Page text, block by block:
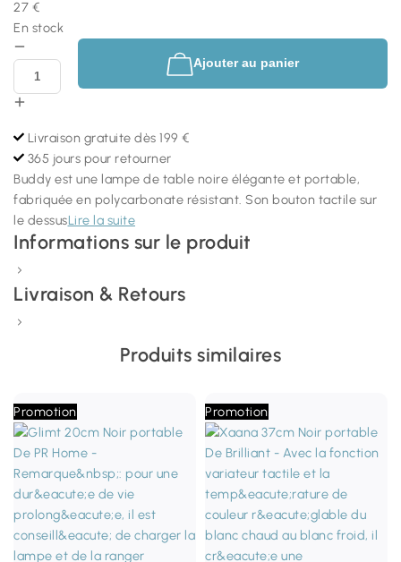
27 €
En stock
Ajouter au panier
Livraison gratuite dès 199 €
365 jours pour retourner
Buddy est une lampe de table noire élégante et portable,
fabriquée en polycarbonate résistant. Son bouton tactile sur
le dessusLire la suite
Informations sur le produit
Livraison & Retours
Produits similaires
Promotion Promotion